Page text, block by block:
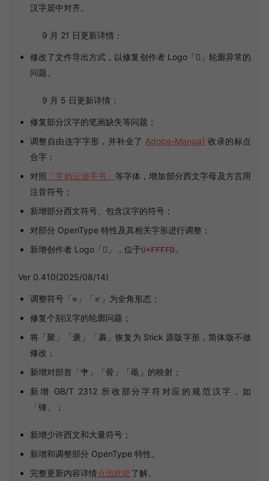
汉字居中对齐。
9 月 21 日更新详情：
修改了文件导出方式，以修复创作者 Logo「󿿽」轮廓异常的
问题。
9 月 5 日更新详情：
修复部分汉字的笔画缺失等问题；
调整自由连字字形，并补全了 Adobe-Manga1 收录的标点
合字；
对照 「字屿云游手书」 等字体，增加部分西文字母及方言用
注音符号；
新增部分西文符号、包含汉字的符号；
对部分 OpenType 特性及其相关字形进行调整；
新增创作者 Logo「󿿽」，位于U+FFFFD 。
Ver 0.410(2025/08/14)
调整符号「≈」「≌」为全角形态；
修复个别汉字的轮廓问题；
将「聚」「褒」「裹」恢复为 Stick 原版字形，简体版不做
修改；
新增对部首「⺺」「⻣」「⻪」的映射；
新增 GB/T 2312 所收部分字符对应的规范汉字，如
「锺」；
新增少许西文和大量符号；
新增和调整部分 OpenType 特性。
完整更新内容详情点击此处了解。